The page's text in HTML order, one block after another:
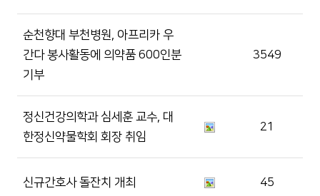
순천향대 부천병원, 아프리카 우
간다 봉사활동에 의약품 600인분
기부
3549
정신건강의학과 심세훈 교수, 대
한정신약물학회 회장 취임
21
신규간호사 돌잔치 개최 45